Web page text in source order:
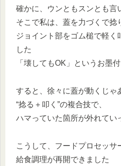
確かに、ウンともスンとも
そこで私は、蓋を力づくで捻
ジョイント部をゴム槌で軽く
した
「壊してもOK」というお墨
すると、徐々に蓋が動くじゃ
“捻る＋叩く”の複合技で、
ハマっていた箇所が外れてい
こうして、フードプロセッサ
給食調理が再開できました